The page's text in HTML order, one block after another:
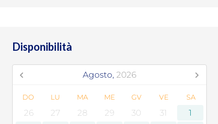
Disponibilità
Agosto, 2026
DO LU MA ME GV VE SA
26 27 28 29 30 31
1